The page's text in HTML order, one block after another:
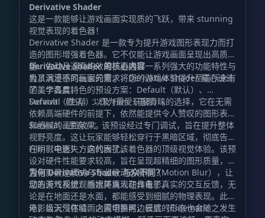
Derivative Shader
这是一款能够让游戏画面实现质的飞跃，带来 stunning
视觉表现的着色器！
Derivative Shader 是一款专为提升游戏图形表现力而打
造的图形增强着色器。它不仅能让游戏画面呈现出高质
量、生动且逼真的效果，更通过一系列强大的功能特性与
极具沉浸感的画面元素，将您的游戏体验提升至前所未有
的美学高度。
Derivative Shader 的核心内容
为了满足不同玩家的需求，Derivative Shader 精心设计
了三个各具特色的预设方案：Default（默认）、
Survival（生存）以及 Film（电影）。
Default（默认）：作为最受玩家青睐的选择，它在无需
依赖高端硬件的前提下，依然能提供令人赞叹的图形表现
和细腻的画面效果。
Survival（生存）：该预设经过专门调试，旨在提升整体
视野亮度。这让玩家能够轻松穿行于黑暗区域，彻底告别
在阴影中迷失方向的困扰。
Film（电影）：这代表了该着色器的顶级视觉体验。该预
设对硬件性能要求较高，旨在呈现超精细的图形质量，内
置电影黑边模式与专业级动态模糊（Motion Blur），让
您的游戏视觉观感媲美真人动作电影。
为何 Derivative Shader 与众不同？
动态天气系统：雨水环境现在具备了真实的交互反馈，无
论是在地面还是水面，都能感受到细腻的物理表现。此
外，当天气在晴雨之间切换时，云层的形态也会随之发生
电影级沉浸体验：内置电影黑边模式（Cinematic